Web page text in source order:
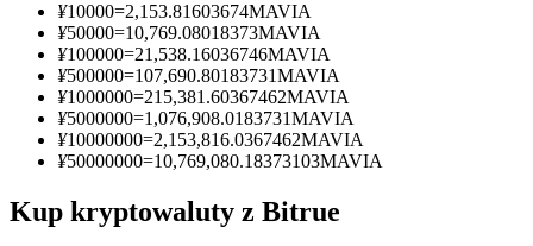
Informacja
Analiza Big Data, w tym informacje handlowe itp.
¥10000=2,153.81603674MAVIA
¥50000=10,769.08018373MAVIA
¥100000=21,538.16036746MAVIA
¥500000=107,690.80183731MAVIA
¥1000000=215,381.60367462MAVIA
¥5000000=1,076,908.0183731MAVIA
¥10000000=2,153,816.0367462MAVIA
¥50000000=10,769,080.18373103MAVIA
Kup kryptowaluty z Bitrue